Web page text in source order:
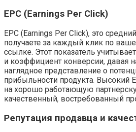
EPC (Earnings Per Click)
EPC (Earnings Per Click), это
получаете за каждый клик по
ссылке. Этот показатель
и коэффициент конверсии, давая
наглядное представление о
прибыльности продукта. Высокий
на хорошо работающую
качественный, востребованный
Репутация продавца и